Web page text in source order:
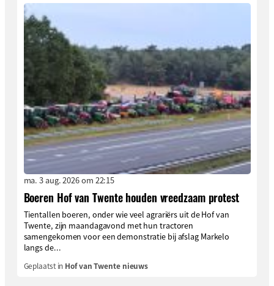
ma. 3 aug. 2026 om 22:15
Boeren Hof van Twente houden vreedzaam protest
Tientallen boeren, onder wie veel agrariërs uit de Hof van
Twente, zijn maandagavond met hun tractoren
samengekomen voor een demonstratie bij afslag Markelo
langs de...
Geplaatst in Hof van Twente nieuws